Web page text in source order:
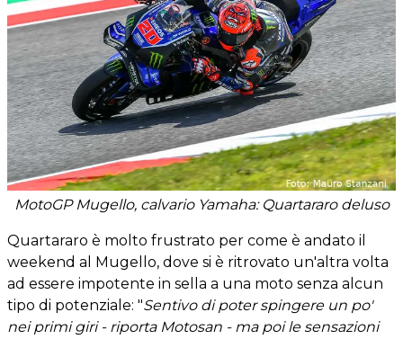
MotoGP Mugello, calvario Yamaha: Quartararo deluso
Quartararo è molto frustrato per come è andato il
weekend al Mugello, dove si è ritrovato un'altra volta
ad essere impotente in sella a una moto senza alcun
tipo di potenziale: "Sentivo di poter spingere un po'
nei primi giri - riporta Motosan - ma poi le sensazioni